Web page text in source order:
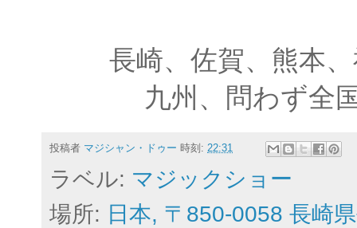
長崎、佐賀、熊本
九州、問わず全
投稿者 マジシャン・ドゥー 時刻: 22:31
ラベル: マジックショー
場所: 日本, 〒850-0058 長崎